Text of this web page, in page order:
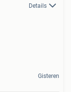
Details
Gisteren